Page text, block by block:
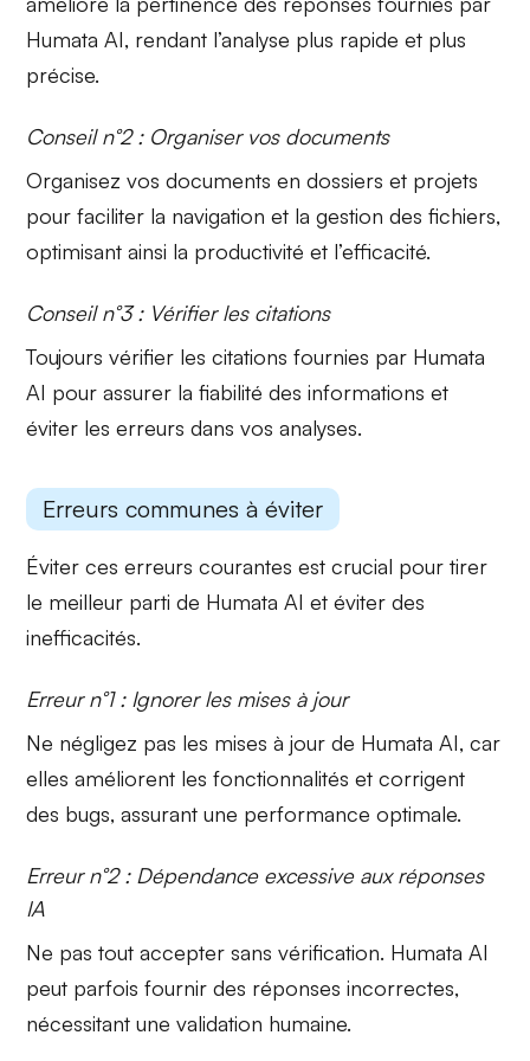
Humata AI, rendant l’analyse plus rapide et plus
précise.
Conseil n°2 : Organiser vos documents
Organisez vosdocuments en dossiers et projets
pour faciliter la navigation et la gestion des fichiers,
optimisant ainsi la productivité et l’efficacité.
Conseil n°3 : Vérifier les citations
Toujoursvérifier les citations fournies par Humata
AI pour assurer la fiabilité des informations et
éviter les erreurs dans vos analyses.
Erreurs communes à éviter
Éviter ces erreurs courantes est crucial pour tirer
le meilleur parti de Humata AI et éviter des
inefficacités.
Erreur n°1 : Ignorer les mises à jour
Ne négligez pas les mises à jour de Humata AI, car
elles améliorent les fonctionnalités et corrigent
des bugs, assurant une performance optimale.
Erreur n°2 : Dépendance excessive aux réponses
IA
Ne pastout accepter sans vérification. Humata AI
peut parfois fournir des réponses incorrectes,
nécessitant une validation humaine.